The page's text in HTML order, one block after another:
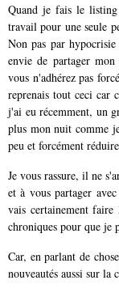
Quand je fais le
travail pour une seule
Non pas par
envie de partager
vous n'adhérez pas
reprenais tout ceci car
j'ai eu récemment, un
plus mon nuit comme
peu et forcément
Je vous rassure, il ne
et à vous partager
vais certainement faire
chroniques pour que je
Car, en parlant de
nouveautés aussi sur la